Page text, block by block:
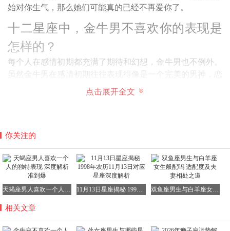
始对你生气，那么她们可能真的已经不再爱你了。
十二星座中，金牛男不喜欢你的表现是
怎样的？
每个人在感情初期都充满了期待和幻想，金牛男也不例外。
虽然金牛男在感情初期往往表现得像是一个完美的男神，恋
家且好男人形象深入人心。但随着感情的深入，你会发现金
牛男的热情也有消退的一天。下面，我们就来详细探讨一下
1. 开始实施家庭冷暴力
自己在外的形象，深知如果主动结束一段感情，很容易被他
人指责为渣男。因此，一旦金牛男不再爱你，他们往往会选
择家庭冷暴力的方式，不与你交流，也尽量避免与你见面，
逼迫你先提出分手。
2. 变得不爱回家
金牛男原本是一个非常念家且喜欢安静的人。在正常情况
点击展开全文
你关注的
天蝎座男人喜欢一个人的独特表现 深度解析准到爆 11月13日星座揭秘 1998年农历11月13日对应星座深度解析 双鱼座男生与白羊座女生般配吗 适配度及夫妻相处之道
相关文章